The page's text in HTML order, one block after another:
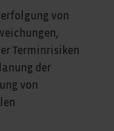
von
Terminrisiken
der
von